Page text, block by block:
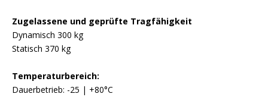
Zugelassene und geprüfte Tragfähigkeit
Dynamisch 300 kg
Statisch 370 kg
Temperaturbereich:
Dauerbetrieb: -25 | +80°C